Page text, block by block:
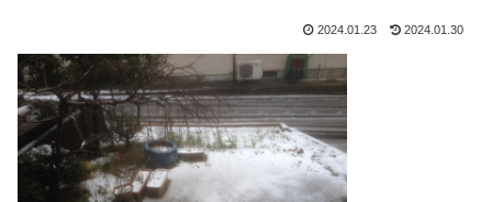
2024.01.23 2024.01.30